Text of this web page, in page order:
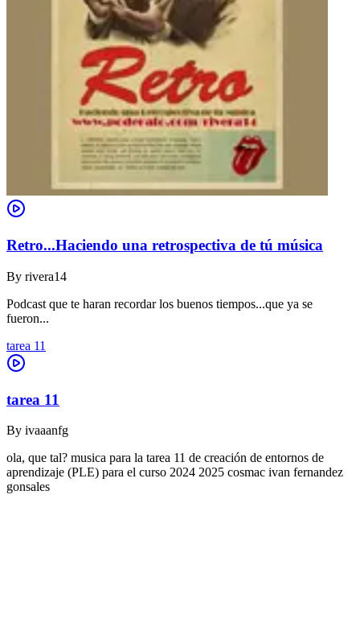
Retro...Haciendo una retrospectiva de tú música
By rivera14
Podcast que te haran recordar los buenos tiempos...que ya se
fueron...
tarea 11
tarea 11
By ivaaanfg
ola, que tal? musica para la tarea 11 de creación de entornos de
aprendizaje (PLE) para el curso 2024 2025 cosmac ivan fernandez
gonsales